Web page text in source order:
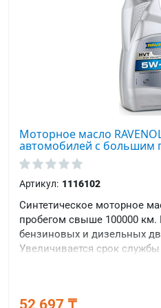
Моторное масло
автомобилей с большим
Артикул: 1116102
Cинтетическое моторное
пробегом свыше 100000
бензиновых и дизельных
Увеличивается срок службы
52 697 ₸